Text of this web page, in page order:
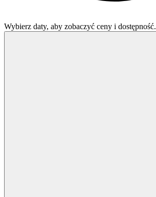
Wybierz daty, aby zobaczyć ceny i dostępność.